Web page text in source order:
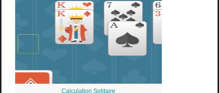
Calculation Solitaire